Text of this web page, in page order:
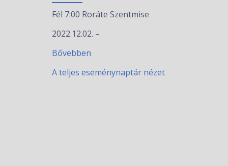
Fél 7:00 Roráte Szentmise
2022.12.02. –
Bővebben
A teljes eseménynaptár nézet